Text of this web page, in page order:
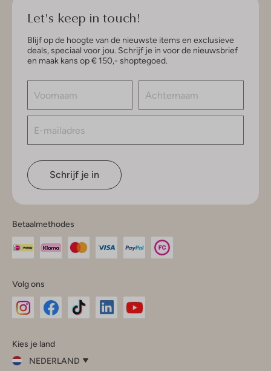
Let's keep in touch!
Blijf op de hoogte van de nieuwste items en exclusieve
deals, speciaal voor jou. Schrijf je in voor de nieuwsbrief
en maak kans op € 150,- shoptegoed.
Schrijf je in
Betaalmethodes
Volg ons
InstagramFacebook
Kies je land
NEDERLAND